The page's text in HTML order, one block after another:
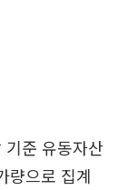
준 유동자산
량으로 집계